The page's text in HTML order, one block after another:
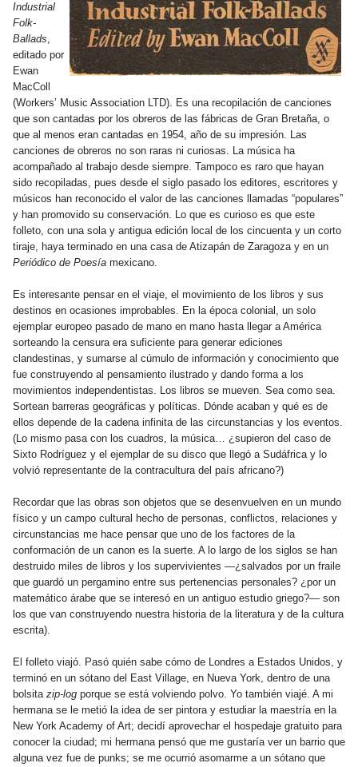
Industrial
Folk-
Ballads,
editado por
Ewan
MacColl
(Workers’ Music Association LTD). Es una recopilación de canciones
que son cantadas por los obreros de las fábricas de Gran Bretaña, o
que al menos eran cantadas en 1954, año de su impresión. Las
canciones de obreros no son raras ni curiosas. La música ha
acompañado al trabajo desde siempre. Tampoco es raro que hayan
sido recopiladas, pues desde el siglo pasado los editores, escritores y
músicos han reconocido el valor de las canciones llamadas “populares”
y han promovido su conservación. Lo que es curioso es que este
folleto, con una sola y antigua edición local de los cincuenta y un corto
tiraje, haya terminado en una casa de Atizapán de Zaragoza y en un
Periódico de Poesía mexicano.
Es interesante pensar en el viaje, el movimiento de los libros y sus
destinos en ocasiones improbables. En la época colonial, un solo
ejemplar europeo pasado de mano en mano hasta llegar a América
sorteando la censura era suficiente para generar ediciones
clandestinas, y sumarse al cúmulo de información y conocimiento que
fue construyendo al pensamiento ilustrado y dando forma a los
movimientos independentistas. Los libros se mueven. Sea como sea.
Sortean barreras geográficas y políticas. Dónde acaban y qué es de
ellos depende de la cadena infinita de las circunstancias y los eventos.
(Lo mismo pasa con los cuadros, la música… ¿supieron del caso de
Sixto Rodríguez y el ejemplar de su disco que llegó a Sudáfrica y lo
volvió representante de la contracultura del país africano?)
Recordar que las obras son objetos que se desenvuelven en un mundo
físico y un campo cultural hecho de personas, conflictos, relaciones y
circunstancias me hace pensar que uno de los factores de la
conformación de un canon es la suerte. A lo largo de los siglos se han
destruido miles de libros y los supervivientes —¿salvados por un fraile
que guardó un pergamino entre sus pertenencias personales? ¿por un
matemático árabe que se interesó en un antiguo estudio griego?— son
los que van construyendo nuestra historia de la literatura y de la cultura
escrita).
El folleto viajó. Pasó quién sabe cómo de Londres a Estados Unidos, y
terminó en un sótano del East Village, en Nueva York, dentro de una
bolsita zip-log porque se está volviendo polvo. Yo también viajé. A mi
hermana se le metió la idea de ser pintora y estudiar la maestría en la
New York Academy of Art; decidí aprovechar el hospedaje gratuito para
conocer la ciudad; mi hermana pensó que me gustaría ver un barrio que
alguna vez fue de punks; se me ocurrió asomarme a un sótano que